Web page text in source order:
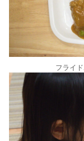
フライ